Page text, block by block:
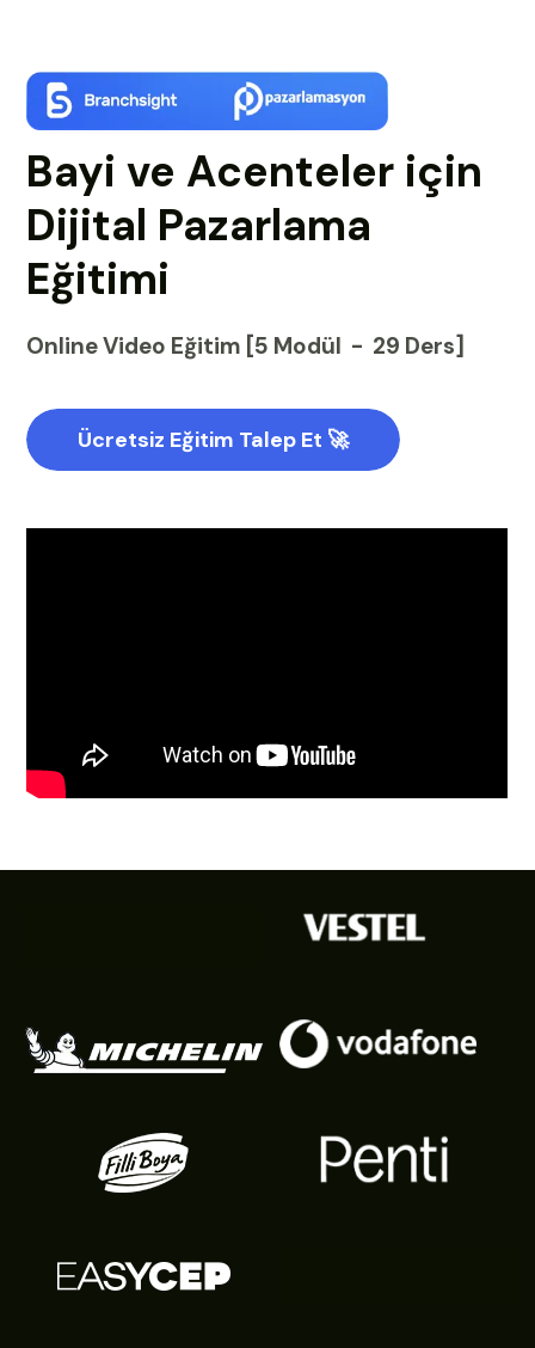
Bayi ve Acenteler için
Dijital Pazarlama
Eğitimi
Online Video Eğitim [5 Modül - 29 Ders]
Ücretsiz Eğitim Talep Et 🚀